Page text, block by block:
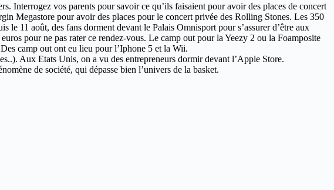
Interrogez vos parents pour savoir ce qu’ils faisaient pour avoir des places de concert
Megastore pour avoir des places pour le concert privée des Rolling Stones. Les 350
11 août, des fans dorment devant le Palais Omnisport pour s’assurer d’être aux
pour ne pas rater ce rendez-vous. Le camp out pour la Yeezy 2 ou la Foamposite
camp out ont eu lieu pour l’Iphone 5 et la Wii.
Aux Etats Unis, on a vu des entrepreneurs dormir devant l’Apple Store.
de société, qui dépasse bien l’univers de la basket.